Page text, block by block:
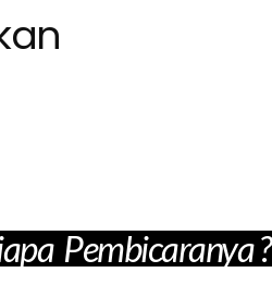
Pembicaranya ?